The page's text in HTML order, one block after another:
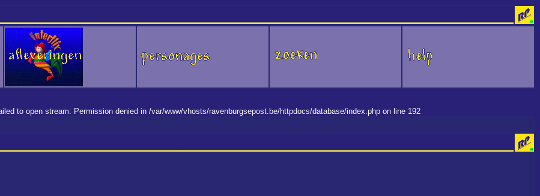
to open stream: Permission denied in /var/www/vhosts/ravenburgsepost.be/httpdocs/database/index.php on line 192